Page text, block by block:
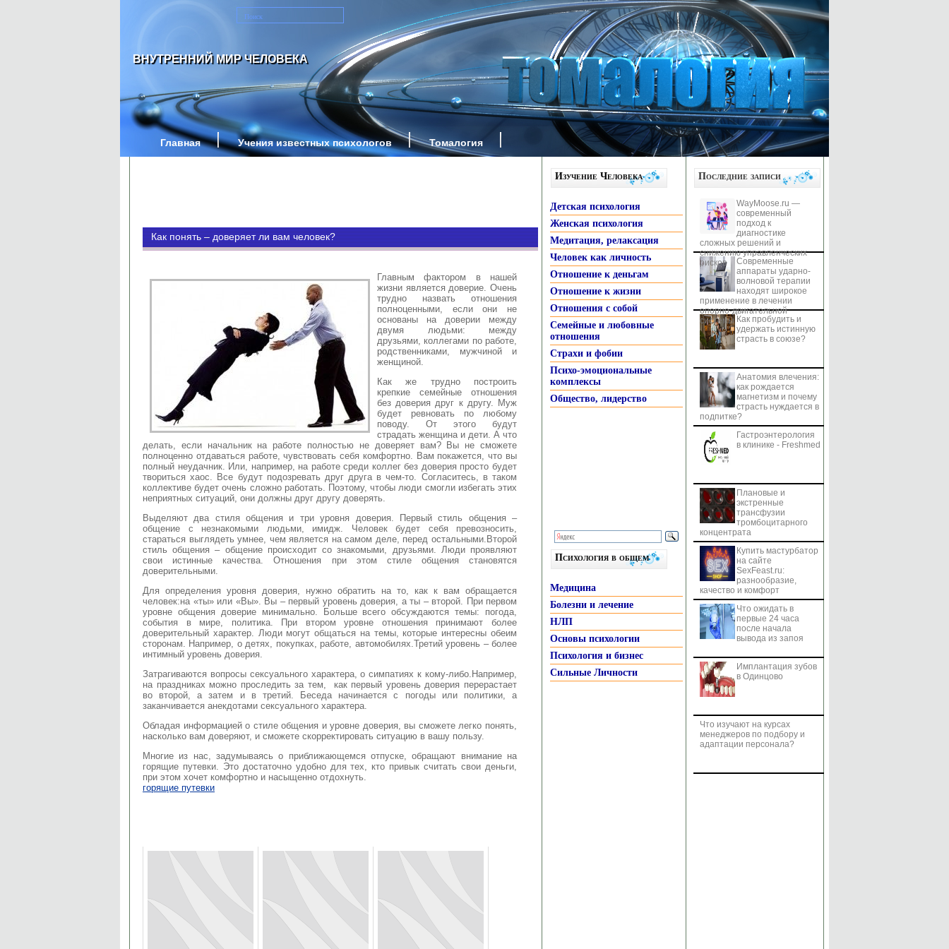
ВНУТРЕННИЙ МИР ЧЕЛОВЕКА
Главная Учения известных психологов Томалогия
Как понять – доверяет ли вам человек?
Главным фактором в нашей
жизни является доверие. Очень
трудно назвать отношения
полноценными, если они не
основаны на доверии между
двумя людьми: между
друзьями, коллегами по работе,
родственниками, мужчиной и
женщиной.
Как же трудно построить
крепкие семейные отношения
без доверия друг к другу. Муж
будет ревновать по любому
поводу. От этого будут
страдать женщина и дети. А что
делать, если начальник на работе полностью не доверяет вам? Вы не сможете
полноценно отдаваться работе, чувствовать себя комфортно. Вам покажется, что вы
полный неудачник. Или, например, на работе среди коллег без доверия просто будет
твориться хаос. Все будут подозревать друг друга в чем-то. Согласитесь, в таком
коллективе будет очень сложно работать. Поэтому, чтобы люди смогли избегать этих
неприятных ситуаций, они должны друг другу доверять.
Выделяют два стиля общения и три уровня доверия. Первый стиль общения –
общение с незнакомыми людьми, имидж. Человек будет себя превозносить,
стараться выглядеть умнее, чем является на самом деле, перед остальными.Второй
стиль общения – общение происходит со знакомыми, друзьями. Люди проявляют
свои истинные качества. Отношения при этом стиле общения становятся
доверительными.
Для определения уровня доверия, нужно обратить на то, как к вам обращается
человек:на «ты» или «Вы». Вы – первый уровень доверия, а ты – второй. При первом
уровне общения доверие минимально. Больше всего обсуждаются темы: погода,
события в мире, политика. При втором уровне отношения принимают более
доверительный характер. Люди могут общаться на темы, которые интересны обеим
сторонам. Например, о детях, покупках, работе, автомобилях.Третий уровень – более
интимный уровень доверия.
Затрагиваются вопросы сексуального характера, о симпатиях к кому-либо.Например,
на праздниках можно проследить за тем, как первый уровень доверия перерастает
во второй, а затем и в третий. Беседа начинается с погоды или политики, а
заканчивается анекдотами сексуального характера.
Обладая информацией о стиле общения и уровне доверия, вы сможете легко понять,
насколько вам доверяют, и сможете скорректировать ситуацию в вашу пользу.
Многие из нас, задумываясь о приближающемся отпуске, обращают внимание на
горящие путевки. Это достаточно удобно для тех, кто привык считать свои деньги,
при этом хочет комфортно и насыщенно отдохнуть.
горящие путевки
Изучение Человека
Детская психология
Женская психология
Медитация, релаксация
Человек как личность
Отношение к деньгам
Отношение к жизни
Отношения с собой
Семейные и любовные
отношения
Страхи и фобии
Психо-эмоциональные
комплексы
Общество, лидерство
Психология в общем
Медицина
Болезни и лечение
НЛП
Основы психологии
Психология и бизнес
Сильные Личности
Последние записи
WayMoose.ru —
современный
подход к
диагностике
сложных решений и
снижению управленческих
рисков
Современные
аппараты ударно-
волновой терапии
находят широкое
применение в лечении
опорно-двигательной
системы Как пробудить и
удержать истинную
страсть в союзе?
Анатомия влечения:
как рождается
магнетизм и почему
страсть нуждается в
подпитке?
Гастроэнтерология
в клинике - Freshmed
Плановые и
экстренные
трансфузии
тромбоцитарного
концентрата
Купить мастурбатор
на сайте
SexFeast.ru:
разнообразие,
качество и комфорт
Что ожидать в
первые 24 часа
после начала
вывода из запоя
Имплантация зубов
в Одинцово
Что изучают на курсах
менеджеров по подбору и
адаптации персонала?